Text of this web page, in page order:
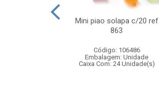
Mini piao solapa c/20 ref
863
Código: 106486
Embalagem: Unidade
Caixa Com: 24 Unidade(s)